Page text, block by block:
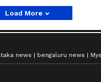
ಹೊರಡಿಸಿದ್ದಾರೆ.
Load More
news bengaluru news